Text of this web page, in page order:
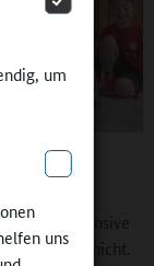
um
uns
Lahm
eine intensive
nicht.